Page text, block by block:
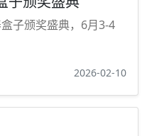
子颁奖盛典，6月3-4
2026-02-10